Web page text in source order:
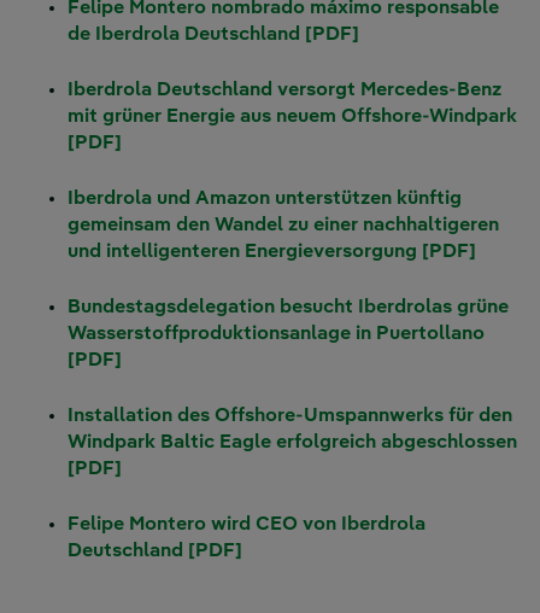
Felipe Montero nombrado máximo responsable
de Iberdrola Deutschland [PDF]
Iberdrola Deutschland versorgt Mercedes-Benz
mit grüner Energie aus neuem Offshore-Windpark
[PDF]
Iberdrola und Amazon unterstützen künftig
gemeinsam den Wandel zu einer nachhaltigeren
und intelligenteren Energieversorgung [PDF]
Bundestagsdelegation besucht Iberdrolas grüne
Wasserstoffproduktionsanlage in Puertollano
[PDF]
Installation des Offshore-Umspannwerks für den
Windpark Baltic Eagle erfolgreich abgeschlossen
[PDF]
Felipe Montero wird CEO von Iberdrola
Deutschland [PDF]